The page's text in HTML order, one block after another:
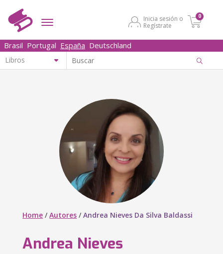
Inicia sesión o
Regístrate
0
Brasil Portugal España Deutschland
Home /Autores /Andrea Nieves Da Silva Baldassi
Andrea Nieves